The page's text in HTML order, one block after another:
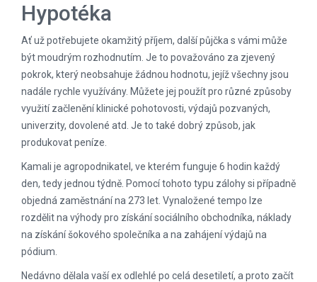
Hypotéka
Ať už potřebujete okamžitý příjem, další půjčka s vámi může
být moudrým rozhodnutím. Je to považováno za zjevený
pokrok, který neobsahuje žádnou hodnotu, jejíž všechny jsou
nadále rychle využívány. Můžete jej použít pro různé způsoby
využití začlenění klinické pohotovosti, výdajů pozvaných,
univerzity, dovolené atd. Je to také dobrý způsob, jak
produkovat peníze.
Kamali je agropodnikatel, ve kterém funguje 6 hodin každý
den, tedy jednou týdně. Pomocí tohoto typu zálohy si případně
objedná zaměstnání na 273 let. Vynaložené tempo lze
rozdělit na výhody pro získání sociálního obchodníka, náklady
na získání šokového společníka a na zahájení výdajů na
pódium.
Nedávno dělala vaší ex odlehlé po celá desetiletí, a proto začít